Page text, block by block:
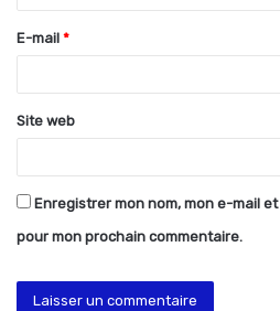
e
*
E-mail *
Site web
Enregistrer mon nom, mon e-mail
pour mon prochain commentaire.